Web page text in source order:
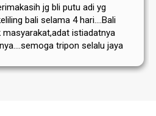
jg bli putu adi yg
bali selama 4 hari....Bali
masyarakat,adat istiadatnya
tripon selalu jaya